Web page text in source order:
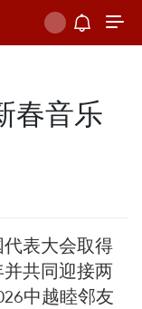
春音乐
表大会取得
共同迎接两
中越睦邻友